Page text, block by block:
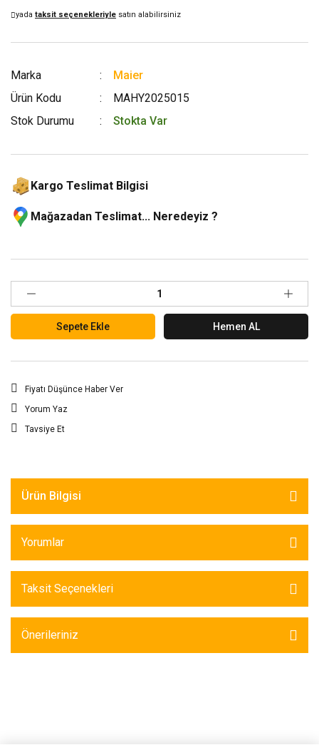
yada taksit seçenekleriyle satın alabilirsiniz
Marka
Maier
Ürün Kodu
MAHY2025015
Stok Durumu
Stokta Var
Kargo Teslimat Bilgisi
Mağazadan Teslimat... Neredeyiz ?
Sepete Ekle Hemen AL
Fiyatı Düşünce Haber Ver
Yorum Yaz
Tavsiye Et
Ürün Bilgisi
Yorumlar
Taksit Seçenekleri
Önerileriniz